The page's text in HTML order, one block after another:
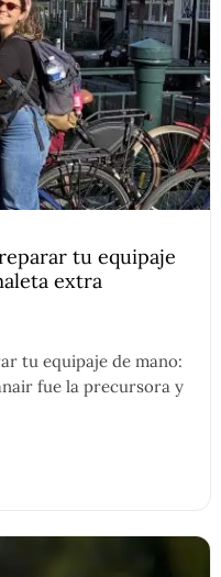
tu equipaje
extra
tu equipaje de mano:
fue la precursora y